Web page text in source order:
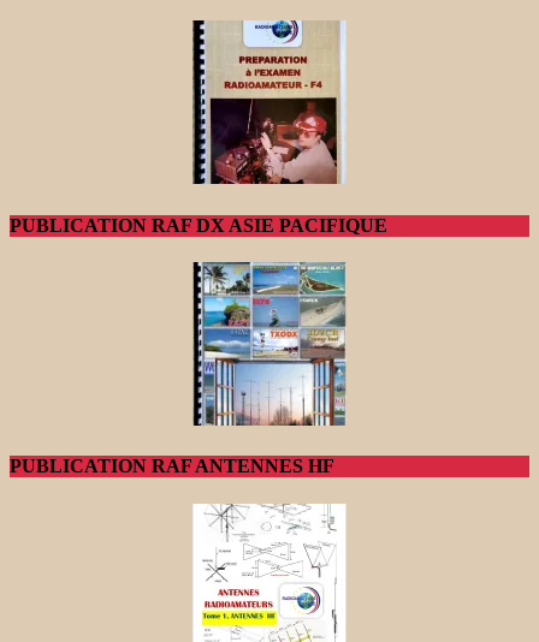
PUBLICATION RAF DX ASIE PACIFIQUE
PUBLICATION RAF ANTENNES HF